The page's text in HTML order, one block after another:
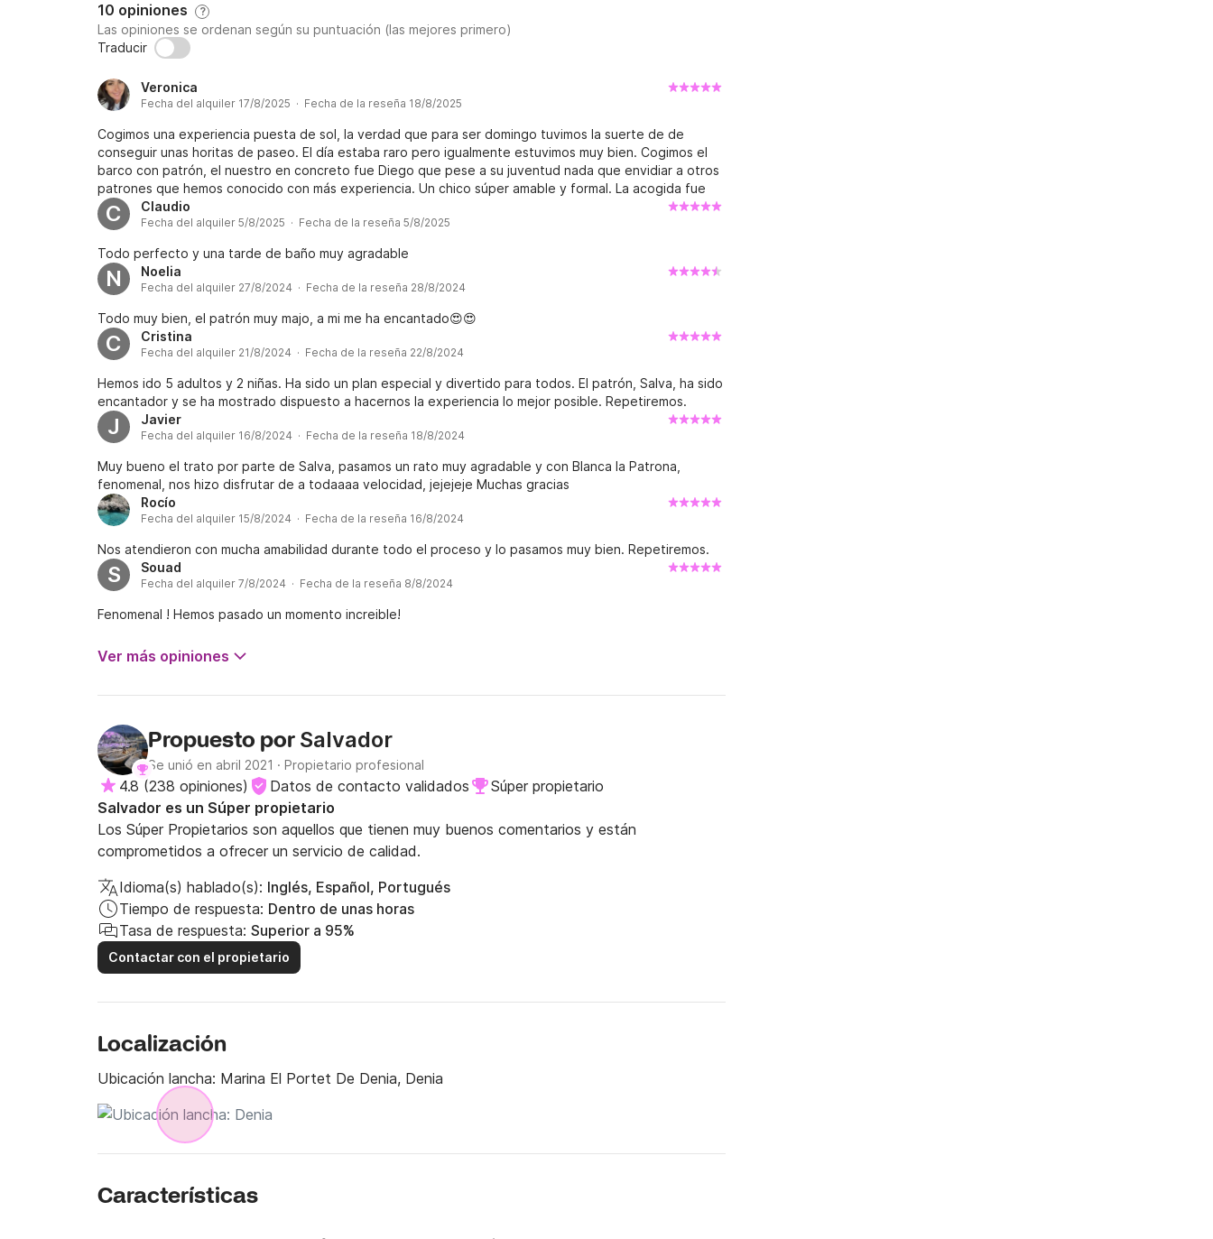
10 opiniones ?
Las opiniones se ordenan según su puntuación (las mejores primero)
Traducir
Veronica
Fecha del alquiler 17/8/2025 · Fecha de la reseña 18/8/2025
Cogimos una experiencia puesta de sol, la verdad que para ser domingo tuvimos la suerte de de
conseguir unas horitas de paseo. El día estaba raro pero igualmente estuvimos muy bien. Cogimos el
barco con patrón, el nuestro en concreto fue Diego que pese a su juventud nada que envidiar a otros
patrones que hemos conocido con más experiencia. Un chico súper amable y formal. La acogida fue
buena tanto por nuestro patrón como por el dueño y otro trabajador. Salimos en tiempo que a veces
es complicado en días con tanto trasiego y el barco estaba bastante bien, contaba con un una tabla
C Claudio
Fecha del alquiler 5/8/2025 · Fecha de la reseña 5/8/2025
Todo perfecto y una tarde de baño muy agradable
N Noelia
Fecha del alquiler 27/8/2024 · Fecha de la reseña 28/8/2024
Todo muy bien, el patrón muy majo, a mi me ha encantado😍😍
C Cristina
Fecha del alquiler 21/8/2024 · Fecha de la reseña 22/8/2024
Hemos ido 5 adultos y 2 niñas. Ha sido un plan especial y divertido para todos. El patrón, Salva, ha sido
encantador y se ha mostrado dispuesto a hacernos la experiencia lo mejor posible. Repetiremos.
J Javier
Fecha del alquiler 16/8/2024 · Fecha de la reseña 18/8/2024
Muy bueno el trato por parte de Salva, pasamos un rato muy agradable y con Blanca la Patrona,
fenomenal, nos hizo disfrutar de a todaaaa velocidad, jejejeje Muchas gracias
Rocío
Fecha del alquiler 15/8/2024 · Fecha de la reseña 16/8/2024
Nos atendieron con mucha amabilidad durante todo el proceso y lo pasamos muy bien. Repetiremos.
S Souad
Fecha del alquiler 7/8/2024 · Fecha de la reseña 8/8/2024
Fenomenal ! Hemos pasado un momento increible!
Ver más opiniones
Propuesto por Salvador
Se unió en abril 2021 · Propietario profesional
4.8 (238 opiniones) Datos de contacto validados
Súper propietario
Salvador es un Súper propietario
Los Súper Propietarios son aquellos que tienen muy buenos comentarios y están
comprometidos a ofrecer un servicio de calidad.
Idioma(s) hablado(s): Inglés, Español, Portugués
Tiempo de respuesta: Dentro de unas horas
Tasa de respuesta: Superior a 95%
Contactar con el propietario
Localización
Ubicación lancha: Marina El Portet De Denia, Denia
Características